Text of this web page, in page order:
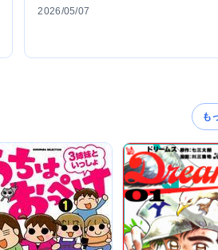
2026/05/07
も